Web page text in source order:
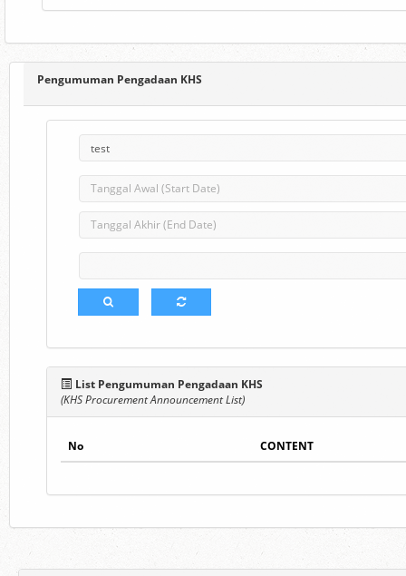
Pengumuman Pengadaan KHS
List Pengumuman Pengadaan KHS
(KHS Procurement Announcement List)
No CONTENT